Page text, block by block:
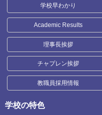
学校早わかり
Academic Results
理事長挨拶
チャプレン挨拶
教職員採用情報
学校の特色